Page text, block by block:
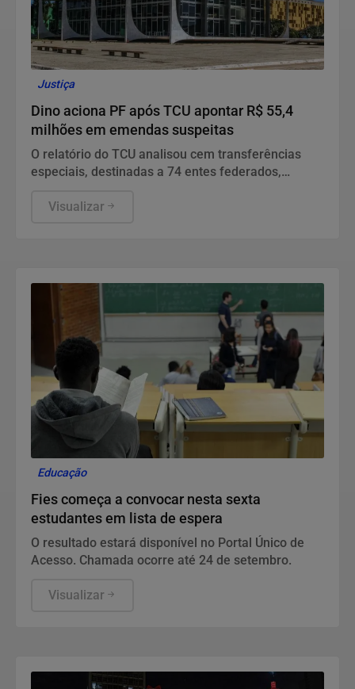
Justiça
Dino aciona PF após TCU apontar R$ 55,4
milhões em emendas suspeitas
O relatório do TCU analisou cem transferências
especiais, destinadas a 74 entes federados,
recursos fiscalizados.
Visualizar
Educação
Fies começa a convocar nesta sexta
estudantes em lista de espera
O resultado estará disponível no Portal Único de
Acesso. Chamada ocorre até 24 de setembro.
Visualizar